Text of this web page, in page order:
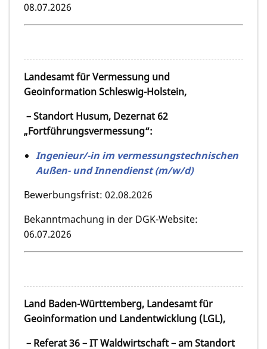
08.07.2026
Landesamt für Vermessung und
Geoinformation Schleswig-Holstein,
– Standort Husum, Dezernat 62
„Fortführungsvermessung“:
Ingenieur/-in im vermessungstechnischen
Außen- und Innendienst (m/w/d)
Bewerbungsfrist: 02.08.2026
Bekanntmachung in der DGK-Website:
06.07.2026
Land Baden-Württemberg, Landesamt für
Geoinformation und Landentwicklung (LGL),
– Referat 36 – IT Waldwirtschaft – am Standort